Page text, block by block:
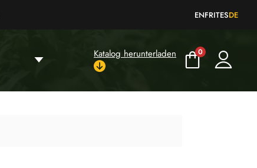
ENFRITESDE
Katalog herunterladen 0